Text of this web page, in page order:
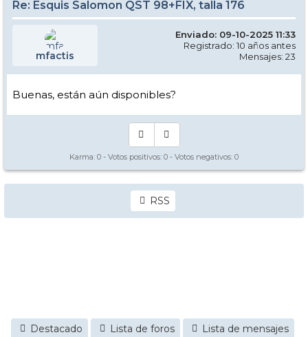
Re: Esquis Salomon QST 98+FIX, talla 176
mfactis
Enviado: 09-10-2025 11:33
Registrado: 10 años antes
Mensajes: 23
Buenas, están aún disponibles?
Karma: 0 - Votos positivos: 0 - Votos negativos: 0
RSS
Destacado Lista de foros
Lista de mensajes